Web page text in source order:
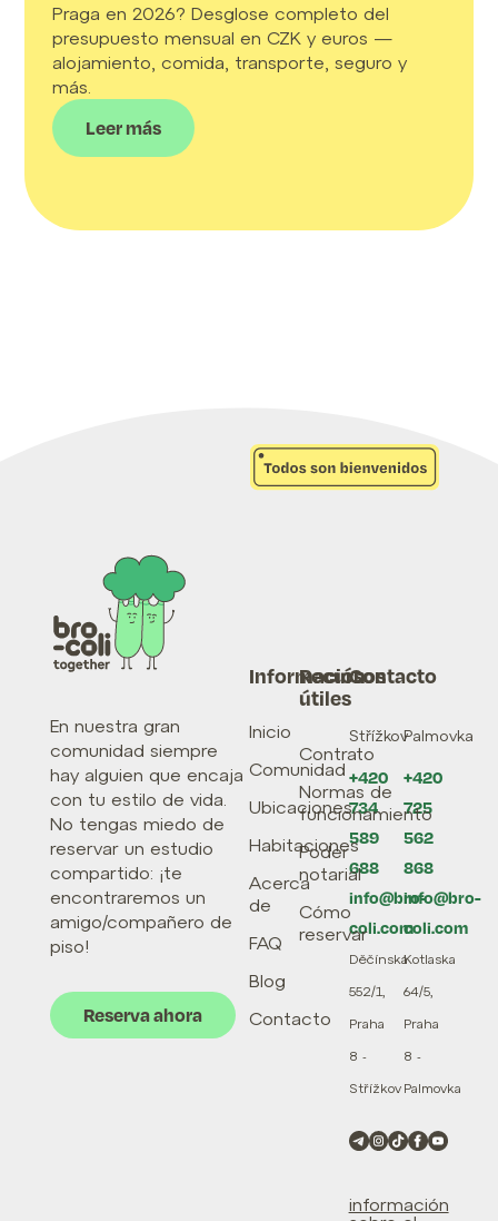
Praga en 2026? Desglose completo del
presupuesto mensual en CZK y euros —
alojamiento, comida, transporte, seguro y
más.
Leer más
En nuestra gran
comunidad siempre
hay alguien que encaja
con tu estilo de vida.
No tengas miedo de
reservar un estudio
compartido: ¡te
encontraremos un
amigo/compañero de
piso!
Reserva ahora
Información
Inicio
Comunidad
Ubicaciones
Habitaciones
Acerca
de
FAQ
Blog
Contacto
Recursos
útiles
Contrato
Normas de
funcionamiento
Poder
notarial
Cómo
reservar
Contacto
Střížkov
+420
734
589
688
info@bro-
coli.com
Děčínská
552/1,
Praha
8 -
Střížkov
Palmovka
+420
725
562
868
info@bro-
coli.com
Kotlaska
64/5,
Praha
8 -
Palmovka
información